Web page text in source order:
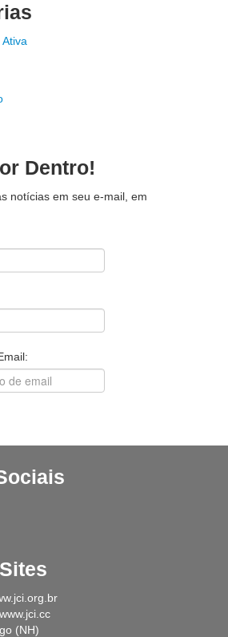
Dentro!
notícias em seu e-mail, em
(NH)